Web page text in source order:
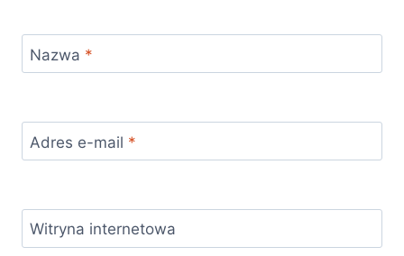
Nazwa *
Adres e-mail *
Witryna internetowa